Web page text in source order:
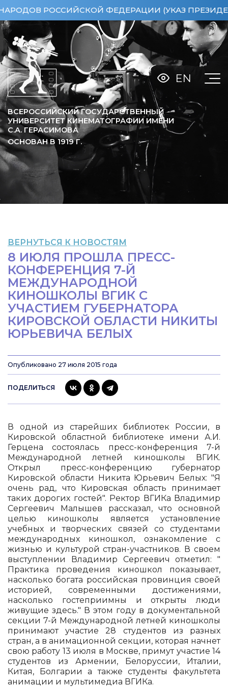
РОССИЙСКОЙ ФЕДЕРАЦИИ (УКАЗ ПРЕЗИДЕНТА
ВСЕРОССИЙСКИЙ ГОСУДАРСТВЕННЫЙ
УНИВЕРСИТЕТ КИНЕМАТОГРАФИИ ИМЕНИ
С.А. ГЕРАСИМОВА
ОСНОВАН В 1919Г.
EN
ВЕРНУТЬСЯ К НОВОСТЯМ
8 ИЮЛЯ ПРОШЛА ПРЕСС-
КОНФЕРЕНЦИЯ 7-Й
МЕЖДУНАРОДНОЙ
КИНОШКОЛЫ ВГИК С
УЧАСТИЕМ ГУБЕРНАТОРА
КИРОВСКОЙ ОБЛАСТИ НИКИТЫ
ЮРЬЕВИЧА БЕЛЫХ
Опубликовано 27 июля 2015 года
ПОДЕЛИТЬСЯ
В одной из старейших библиотек России, в
Кировской областной библиотеке имени А.И.
Герцена состоялась пресс-конференция 7-й
Международной летней киношколы ВГИК.
Открыл пресс-конференцию губернатор
Кировской области Никита Юрьевич Белых: "Я
очень рад, что Кировская область принимает
таких дорогих гостей". Ректор ВГИКа Владимир
Сергеевич Малышев рассказал, что основной
целью киношколы является установление
учебных и творческих связей со студентами
международных киношкол, ознакомление с
жизнью и культурой стран-участников. В своем
выступлении Владимир Сергеевич отметил: "
Практика проведения киношкол показывает,
насколько богата российская провинция своей
историей, современными достижениями,
насколько гостеприимны и открыты люди
живущие здесь." В этом году в документальной
секции 7-й Международной летней киношколы
принимают участие 28 студентов из разных
стран, а в анимационной секции, которая начнет
свою работу 13 июля в Москве, примут участие 14
студентов из Армении, Белоруссии, Италии,
Китая, Болгарии а также студенты факультета
анимации и мультимедиа ВГИКа.